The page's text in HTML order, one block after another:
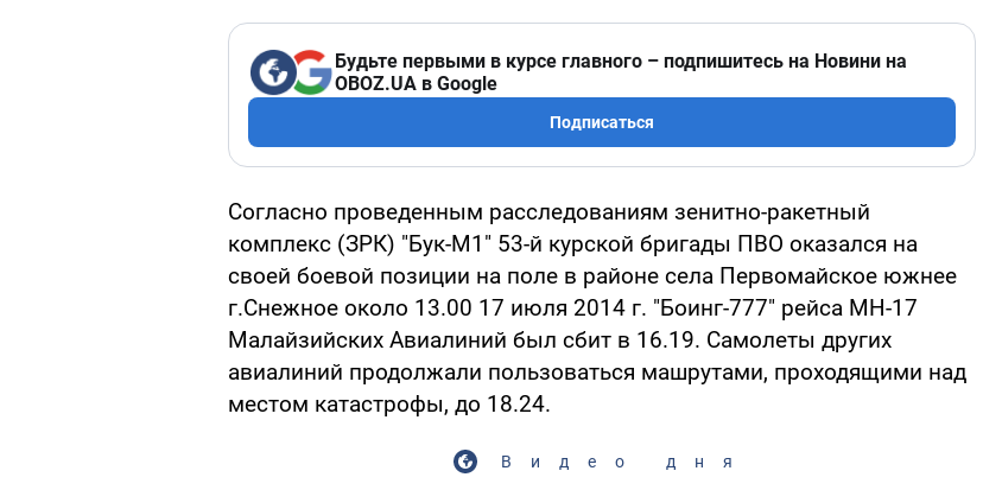
Будьте первыми в курсе главного – подпишитесь на Новини на
OBOZ.UA в Google
Подписаться
Согласно проведенным расследованиям зенитно-ракетный
комплекс (ЗРК) "Бук-М1" 53-й курской бригады ПВО оказался на
своей боевой позиции на поле в районе села Первомайское южнее
г.Снежное около 13.00 17 июля 2014 г. "Боинг-777" рейса МН-17
Малайзийских Авиалиний был сбит в 16.19. Самолеты других
авиалиний продолжали пользоваться машрутами, проходящими над
местом катастрофы, до 18.24.
Видео дня